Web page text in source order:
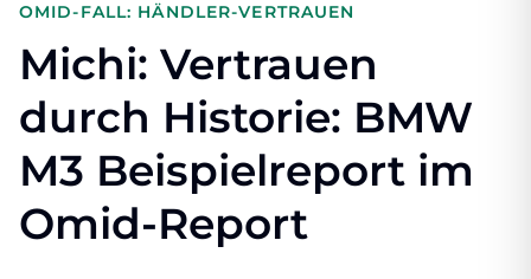
OMID-FALL: HÄNDLER-VERTRAUEN
Michi: Vertrauen
durch Historie: BMW
M3 Beispielreport im
Omid-Report